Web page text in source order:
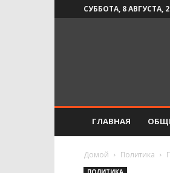
СУББОТА, 8 АВГУСТА,
ГЛАВНАЯ
Домой Политика